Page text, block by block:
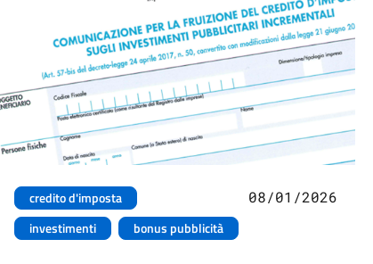
credito d'imposta
investimenti
bonus pubblicità
08/01/2026